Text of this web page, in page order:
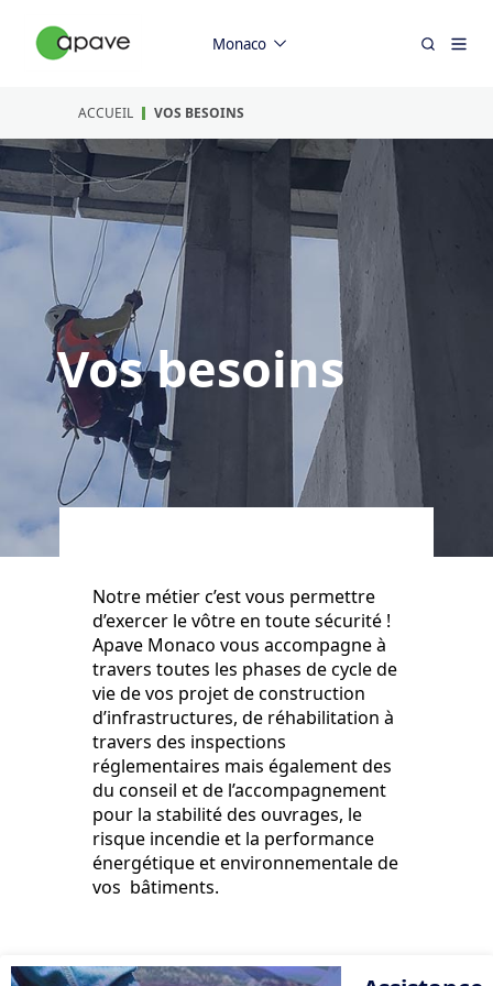
Monaco
ACCUEIL VOS BESOINS
Vos besoins
Notre métier c’est vous permettre
d’exercer le vôtre en toute sécurité !
Apave Monaco vous accompagne à
travers toutes les phases de cycle de
vie de vos projet de construction
d’infrastructures, de réhabilitation à
travers des inspections
réglementaires mais également des
du conseil et de l’accompagnement
pour la stabilité des ouvrages, le
risque incendie et la performance
énergétique et environnementale de
vos bâtiments.